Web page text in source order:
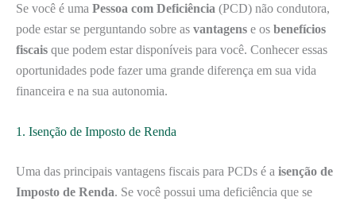
Se você é uma Pessoa com Deficiência (PCD) não condutora,
pode estar se perguntando sobre as vantagens e os benefícios
fiscais que podem estar disponíveis para você. Conhecer essas
oportunidades pode fazer uma grande diferença em sua vida
financeira e na sua autonomia.
1. Isenção de Imposto de Renda
Uma das principais vantagens fiscais para PCDs é a isenção de
Imposto de Renda. Se você possui uma deficiência que se